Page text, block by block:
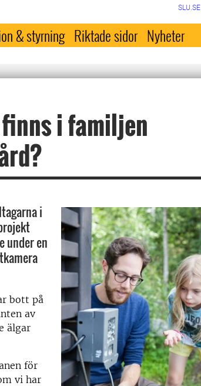
SLU.SE
& styrning Riktade sidor Nyheter
i familjen
i
under en
bott på
av
älgar
för
vi har